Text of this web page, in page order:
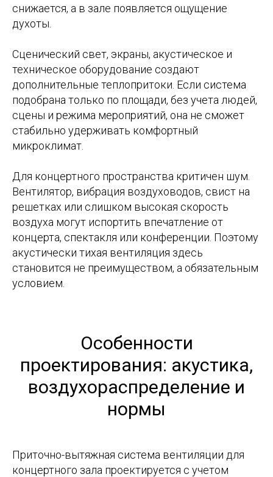
снижается, а в зале появляется ощущение
духоты.
Сценический свет, экраны, акустическое и
техническое оборудование создают
дополнительные теплопритоки. Если система
подобрана только по площади, без учета людей,
сцены и режима мероприятий, она не сможет
стабильно удерживать комфортный
микроклимат.
Для концертного пространства критичен шум.
Вентилятор, вибрация воздуховодов, свист на
решетках или слишком высокая скорость
воздуха могут испортить впечатление от
концерта, спектакля или конференции. Поэтому
акустически тихая вентиляция здесь
становится не преимуществом, а обязательным
условием.
Особенности
проектирования: акустика,
воздухораспределение и
нормы
Приточно-вытяжная система вентиляции для
концертного зала проектируется с учетом